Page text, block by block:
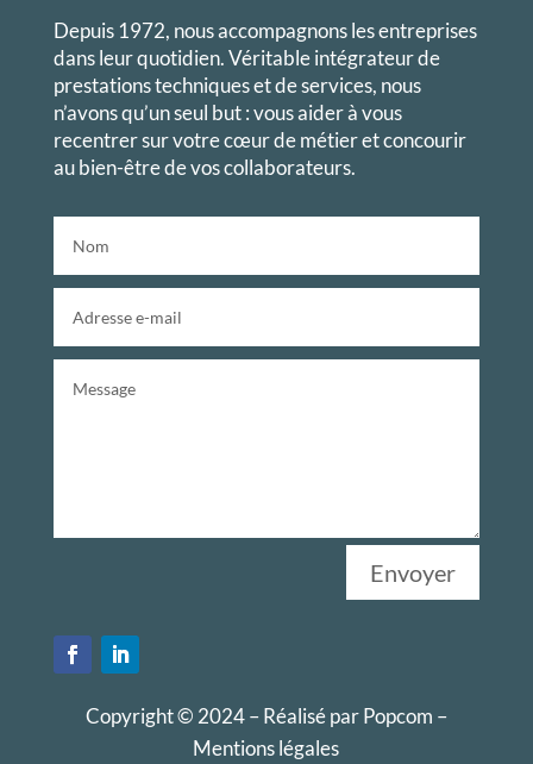
Depuis 1972, nous accompagnons les entreprises
dans leur quotidien. Véritable intégrateur de
prestations techniques et de services, nous
n’avons qu’un seul but : vous aider à vous
recentrer sur votre cœur de métier et concourir
au bien-être de vos collaborateurs.
Envoyer
Copyright © 2024 – Réalisé parPopcom –
Mentions légales